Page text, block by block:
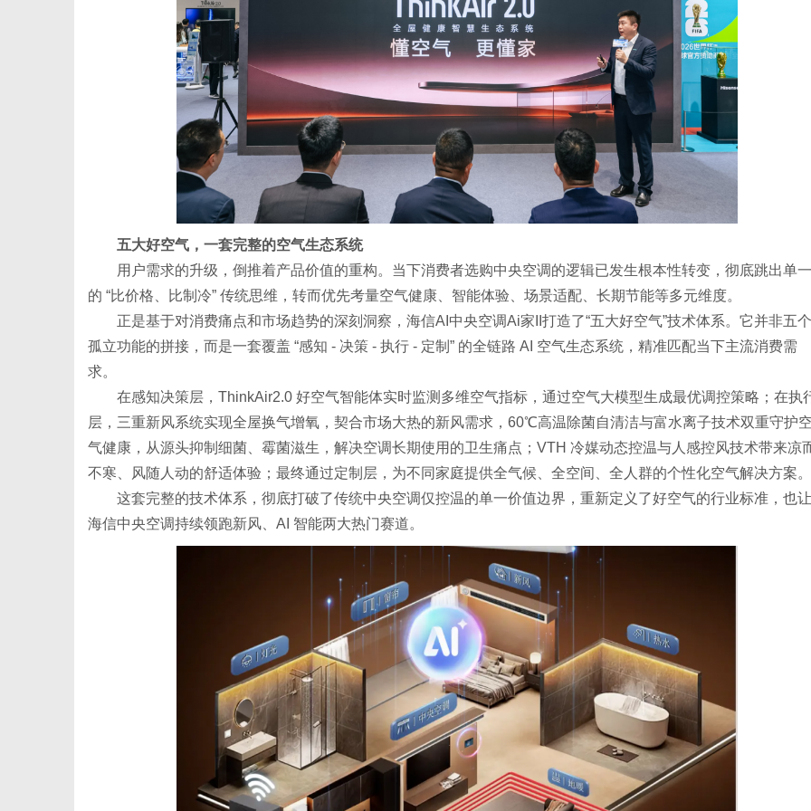
五大好空气，一套完整的空气生态系统
用户需求的升级，倒推着产品价值的重构。当下消费者选购中央空调的逻辑已发生根本性转变，彻底跳出单一
的 “比价格、比制冷” 传统思维，转而优先考量空气健康、智能体验、场景适配、长期节能等多元维度。
正是基于对消费痛点和市场趋势的深刻洞察，海信AI中央空调Ai家II打造了“五大好空气”技术体系。它并非五个
孤立功能的拼接，而是一套覆盖 “感知 - 决策 - 执行 - 定制” 的全链路 AI 空气生态系统，精准匹配当下主流消费需
求。
在感知决策层，ThinkAir2.0 好空气智能体实时监测多维空气指标，通过空气大模型生成最优调控策略；在执
层，三重新风系统实现全屋换气增氧，契合市场大热的新风需求，60℃高温除菌自清洁与富水离子技术双重守护空
气健康，从源头抑制细菌、霉菌滋生，解决空调长期使用的卫生痛点；VTH 冷媒动态控温与人感控风技术带来凉
不寒、风随人动的舒适体验；最终通过定制层，为不同家庭提供全气候、全空间、全人群的个性化空气解决方案。
这套完整的技术体系，彻底打破了传统中央空调仅控温的单一价值边界，重新定义了好空气的行业标准，也让
海信中央空调持续领跑新风、AI 智能两大热门赛道。